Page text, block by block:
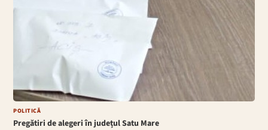
POLITICĂ
Pregătiri de alegeri în județul Satu Mare